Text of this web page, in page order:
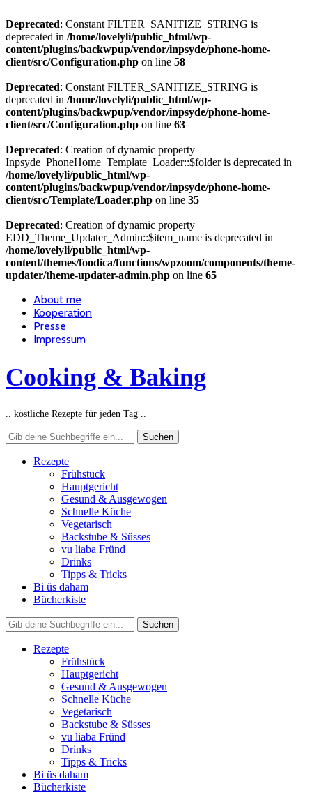
Deprecated: Constant FILTER_SANITIZE_STRING is
deprecated in /home/lovelyli/public_html/wp-
content/plugins/backwpup/vendor/inpsyde/phone-home-
client/src/Configuration.php on line 58
Deprecated: Constant FILTER_SANITIZE_STRING is
deprecated in /home/lovelyli/public_html/wp-
content/plugins/backwpup/vendor/inpsyde/phone-home-
client/src/Configuration.php on line 63
Deprecated: Creation of dynamic property
Inpsyde_PhoneHome_Template_Loader::$folder is deprecated in
/home/lovelyli/public_html/wp-
content/plugins/backwpup/vendor/inpsyde/phone-home-
client/src/Template/Loader.php on line 35
Deprecated: Creation of dynamic property
EDD_Theme_Updater_Admin::$item_name is deprecated in
/home/lovelyli/public_html/wp-
content/themes/foodica/functions/wpzoom/components/theme-
updater/theme-updater-admin.php on line 65
About me
Kooperation
Presse
Impressum
Cooking & Baking
.. köstliche Rezepte für jeden Tag ..
Rezepte
Frühstück
Hauptgericht
Gesund & Ausgewogen
Schnelle Küche
Vegetarisch
Backstube & Süsses
vu liaba Fründ
Drinks
Tipps & Tricks
Bi üs daham
Bücherkiste
Rezepte
Frühstück
Hauptgericht
Gesund & Ausgewogen
Schnelle Küche
Vegetarisch
Backstube & Süsses
vu liaba Fründ
Drinks
Tipps & Tricks
Bi üs daham
Bücherkiste